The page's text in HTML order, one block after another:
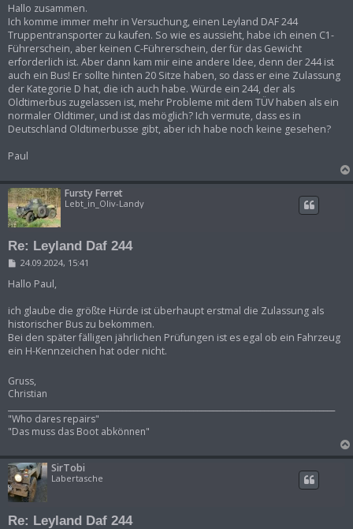
i
t
r
a
g
Hallo zusammen.
Ich komme immer mehr in Versuchung, einen Leyland DAF 244
Truppentransporter zu kaufen. So wie es aussieht, habe ich einen C1-
Führerschein, aber keinen C-Führerschein, der für das Gewicht
erforderlich ist. Aber dann kam mir eine andere Idee, denn der 244 ist
auch ein Bus! Er sollte hinten 20 Sitze haben, so dass er eine Zulassung
der Kategorie D hat, die ich auch habe. Würde ein 244, der als
Oldtimerbus zugelassen ist, mehr Probleme mit dem TÜV haben als ein
normaler Oldtimer, und ist das möglich? Ich vermute, dass es in
Deutschland Oldtimerbusse gibt, aber ich habe noch keine gesehen?
Paul
Fursty Ferret
Lebt_in_Oliv-Landy
Re: Leyland Daf 244
B
i
a
g
24.09.2024, 15:41
Hallo Paul,
ich glaube die größte Hürde ist überhaupt erstmal die Zulassung als
historischer Bus zu bekommen.
Bei den später fälligen jährlichen Prüfungen ist es egal ob ein Fahrzeug
ein H-Kennzeichen hat oder nicht.
Gruss,
Christian
"Who dares repairs"
"Das muss das Boot abkönnen"
SirTobi
Labertasche
Re: Leyland Daf 244